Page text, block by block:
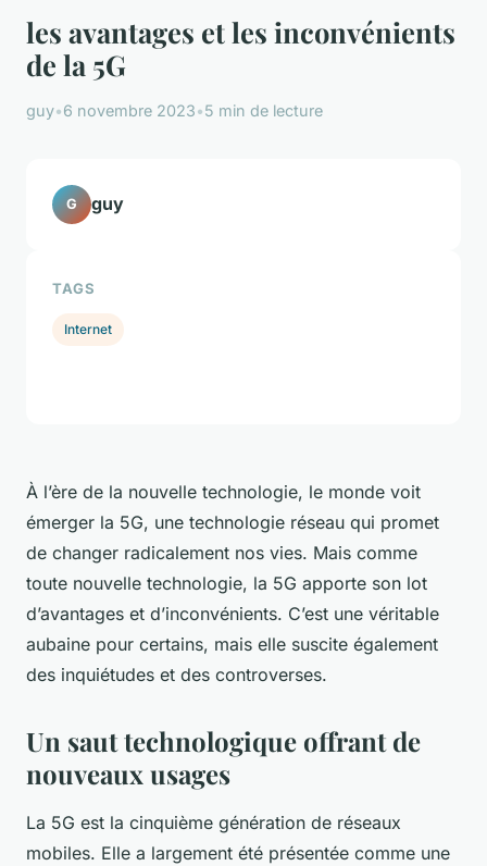
les avantages et les inconvénients
de la 5G
guy•6 novembre 2023•5 min de lecture
À l’ère de la nouvelle technologie, le monde voit
émerger la 5G, une technologie réseau qui promet
de changer radicalement nos vies. Mais comme
toute nouvelle technologie, la 5G apporte son lot
d’avantages et d’inconvénients. C’est une véritable
aubaine pour certains, mais elle suscite également
des inquiétudes et des controverses.
Un saut technologique offrant de
nouveaux usages
La 5G est la cinquième génération de réseaux
mobiles. Elle a largement été présentée comme une
G guy
TAGS
Internet